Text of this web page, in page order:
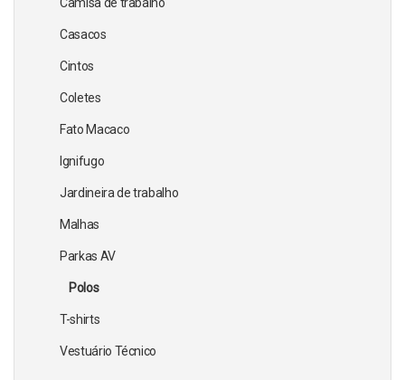
Casacos
Cintos
Coletes
Fato Macaco
Ignifugo
Jardineira de trabalho
Malhas
Parkas AV
Polos
T-shirts
Vestuário Técnico